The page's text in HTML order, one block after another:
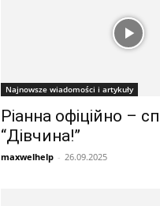
Najnowsze wiadomości i artykuły
Ріанна офіційно –
“Дівчина!”
maxwelhelp - 26.09.2025